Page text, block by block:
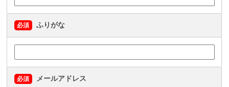
必須 ふりがな
必須 メールアドレス